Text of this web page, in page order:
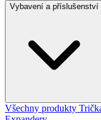
Vybavení a příslušenství
Všechny produkty